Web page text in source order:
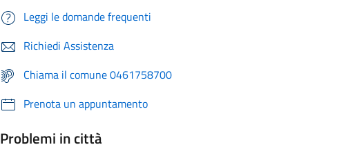
Leggi le domande frequenti
Richiedi Assistenza
Chiama il comune 0461758700
Prenota un appuntamento
Problemi in città